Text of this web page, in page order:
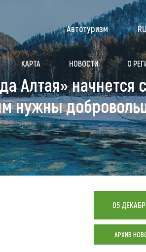
форум
событий
КАРТА НОВОСТИ О
Автотуризм
Алтая» начнется
нужны
05
АРХИВ